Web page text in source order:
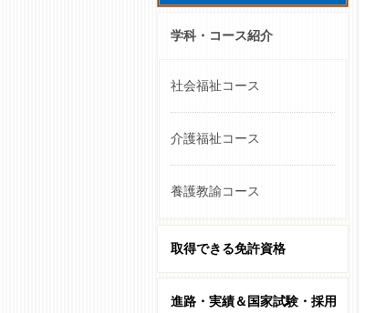
学科・コース紹介
社会福祉コース
介護福祉コース
養護教諭コース
取得できる免許資格
進路・実績＆国家試験・採用